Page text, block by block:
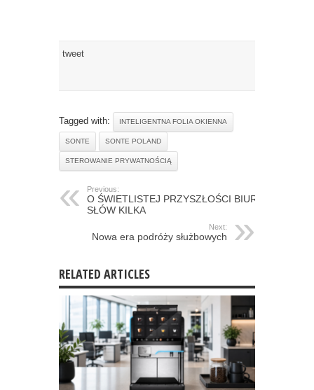
tweet
Tagged with: INTELIGENTNA FOLIA OKIENNA
SONTE SONTE POLAND
STEROWANIE PRYWATNOŚCIĄ
Previous:
O ŚWIETLISTEJ PRZYSZŁOŚCI BIUR
SŁÓW KILKA
Next:
Nowa era podróży służbowych
RELATED ARTICLES